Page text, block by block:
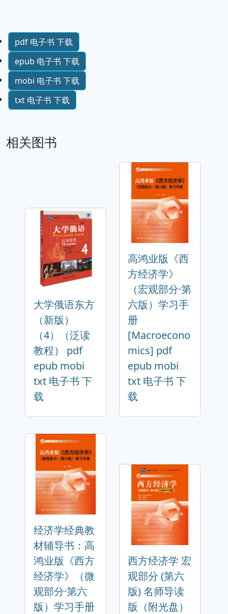
pdf 电子书 下载
epub 电子书 下载
mobi 电子书 下载
txt 电子书 下载
相关图书
大学俄语东方
（新版）
（4）（泛读
教程） pdf
epub mobi
txt 电子书 下
载
高鸿业版《西
方经济学》
（宏观部分·第
六版）学习手
册
[Macroecono
mics] pdf
epub mobi
txt 电子书 下
载
经济学经典教
材辅导书：高
鸿业版《西方
经济学》（微
观部分·第六
版）学习手册
西方经济学 宏
观部分 (第六
版) 名师导读
版（附光盘）